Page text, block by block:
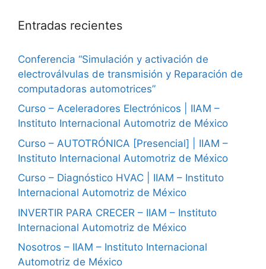
Entradas recientes
Conferencia “Simulación y activación de
electroválvulas de transmisión y Reparación de
computadoras automotrices”
Curso – Aceleradores Electrónicos | IIAM –
Instituto Internacional Automotriz de México
Curso – AUTOTRÓNICA [Presencial] | IIAM –
Instituto Internacional Automotriz de México
Curso – Diagnóstico HVAC | IIAM – Instituto
Internacional Automotriz de México
INVERTIR PARA CRECER – IIAM – Instituto
Internacional Automotriz de México
Nosotros – IIAM – Instituto Internacional
Automotriz de México